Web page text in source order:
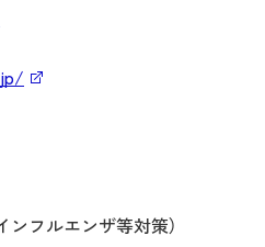
フルエンザ等対策）